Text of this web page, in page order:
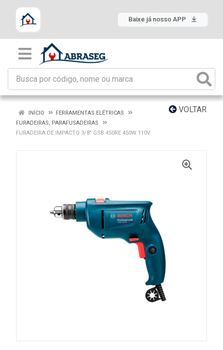
Baixe já nosso APP
VOLTAR
INÍCIO
FERRAMENTAS ELÉTRICAS
FURADEIRAS, PARAFUSADEIRAS
FURADEIRA DE IMPACTO 3/8" GSB 450RE 450W 110V